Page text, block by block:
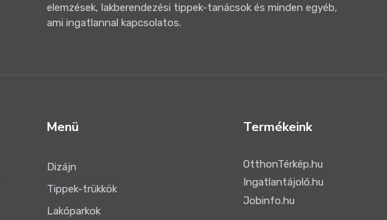
elemzések, lakberendezési tippek-tanácsok és minden egyéb,
ami ingatlannal kapcsolatos.
Menü
Dizájn
Tippek-trükkök
Lakóparkok
Termékeink
OtthonTérkép.hu
Ingatlantájoló.hu
Jobinfo.hu